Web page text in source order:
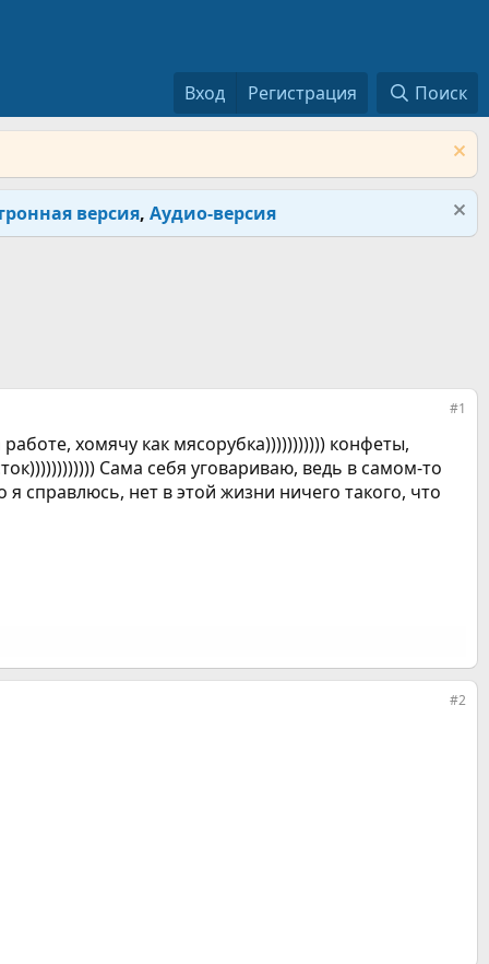
Вход Регистрация Поиск
версия, Аудио-версия
#1
хомячу как мясорубка))))))))))) конфеты,
Сама себя уговариваю, ведь в самом-то
справлюсь, нет в этой жизни ничего такого, что
#2